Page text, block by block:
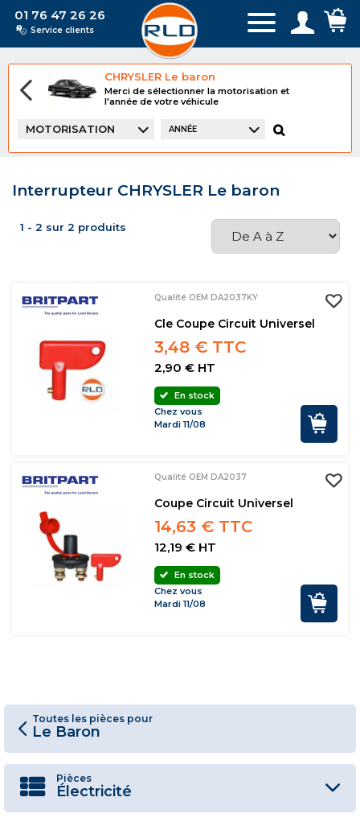
01 76 47 26 26
Service clients
CHRYSLER Le baron
Merci de sélectionner la motorisation et
l'année de votre véhicule
MOTORISATION ANNÉE
Interrupteur CHRYSLER Le baron
1 - 2 sur 2 produits
Qualité OEM DA2037KY
Cle Coupe Circuit Universel
3,48 € TTC
2,90 € HT
En stock
Chez vous
Mardi 11/08
Qualité OEM DA2037
Coupe Circuit Universel
14,63 € TTC
12,19 € HT
En stock
Chez vous
Mardi 11/08
Toutes les pièces pour
Le Baron
Pièces
Électricité